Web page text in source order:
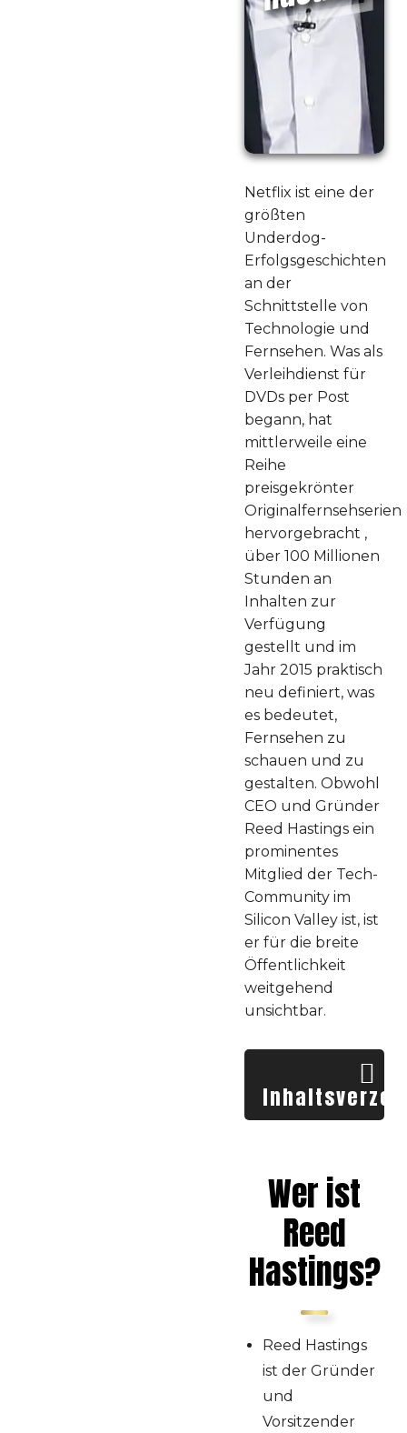
Netflix ist eine der
größten
Underdog-
Erfolgsgeschichten
an der
Schnittstelle von
Technologie und
Fernsehen. Was als
Verleihdienst für
DVDs per Post
begann, hat
mittlerweile eine
Reihe
preisgekrönter
Originalfernsehserien
hervorgebracht ,
über 100 Millionen
Stunden an
Inhalten zur
Verfügung
gestellt und im
Jahr 2015 praktisch
neu definiert, was
es bedeutet,
Fernsehen zu
schauen und zu
gestalten. Obwohl
CEO und Gründer
Reed Hastings ein
prominentes
Mitglied der Tech-
Community im
Silicon Valley ist, ist
er für die breite
Öffentlichkeit
weitgehend
unsichtbar.
Biografie Reed
Hastings
Die frühen Jahre
Die Geburt von
Netflix
Wachstum &
Der Durchbruch
mit dem
Streaming-Dienst
Persönliches
Wer ist
Reed
Hastings?
Reed Hastings
ist der Gründer
und
Vorsitzender